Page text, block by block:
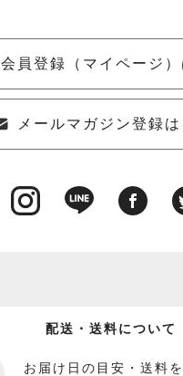
会員登録（マイページ）
メールマガジン登録は
配送・送料について
お届け日の目安・送料